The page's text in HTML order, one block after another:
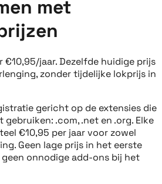
met
€10,95/jaar. Dezelfde huidige prijs
zonder tijdelijke lokprijs in
gericht op de extensies die
.com, .net en .org. Elke
€10,95 per jaar voor zowel
Geen lage prijs in het eerste
onnodige add-ons bij het